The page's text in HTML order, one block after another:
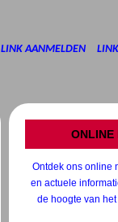
LINK AANMELDEN
ONLINE
Ontdek ons online
en actuele
de hoogte van